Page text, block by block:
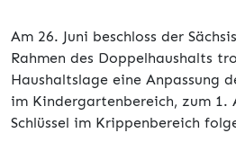
Am 26. Juni beschloss der
Rahmen des Doppelhaushalts
Haushaltslage eine Anpassung
im Kindergartenbereich, zum 1.
Schlüssel im Krippenbereich